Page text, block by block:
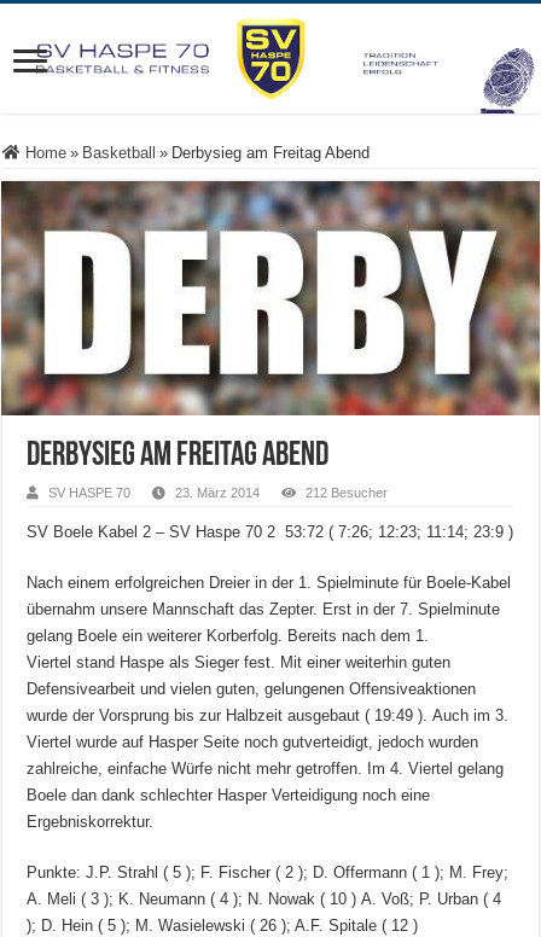
Home » Basketball » Derbysieg am Freitag Abend
Derbysieg am Freitag Abend
SV HASPE 70 23. März 2014 212 Besucher
SV Boele Kabel 2 – SV Haspe 70 2 53:72 ( 7:26; 12:23; 11:14; 23:9 )
Nach einem erfolgreichen Dreier in der 1. Spielminute für Boele-Kabel
übernahm unsere Mannschaft das Zepter. Erst in der 7. Spielminute
gelang Boele ein weiterer Korberfolg. Bereits nach dem 1.
Viertel stand Haspe als Sieger fest. Mit einer weiterhin guten
Defensivearbeit und vielen guten, gelungenen Offensiveaktionen
wurde der Vorsprung bis zur Halbzeit ausgebaut ( 19:49 ). Auch im 3.
Viertel wurde auf Hasper Seite noch gutverteidigt, jedoch wurden
zahlreiche, einfache Würfe nicht mehr getroffen. Im 4. Viertel gelang
Boele dan dank schlechter Hasper Verteidigung noch eine
Ergebniskorrektur.
Punkte: J.P. Strahl ( 5 ); F. Fischer ( 2 ); D. Offermann ( 1 ); M. Frey;
A. Meli ( 3 ); K. Neumann ( 4 ); N. Nowak ( 10 ) A. Voß; P. Urban ( 4
); D. Hein ( 5 ); M. Wasielewski ( 26 ); A.F. Spitale ( 12 )